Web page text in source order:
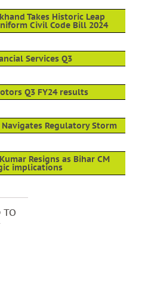
Takes Historic Leap
Civil Code Bill 2024
Services Q3
Q3 FY24 results
Navigates Regulatory Storm
Resigns as Bihar CM
implications
TO